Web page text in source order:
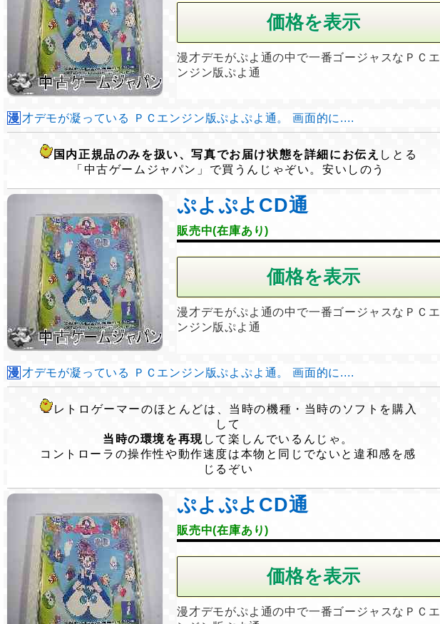
漫才デモがぷよ通の中で一番ゴージャスなＰＣエ
ンジン版ぷよ通
漫才デモが凝っている ＰＣエンジン版ぷよぷよ通。 画面的に....
国内正規品のみを扱い、写真でお届け状態を詳細にお伝え しとる
「中古ゲームジャパン」で買うんじゃぞい。安いしのう
ぷよぷよCD通
販売中(在庫あり)
漫才デモがぷよ通の中で一番ゴージャスなＰＣエ
ンジン版ぷよ通
漫才デモが凝っている ＰＣエンジン版ぷよぷよ通。 画面的に....
レトロゲーマーのほとんどは、当時の機種・当時のソフトを購入
して
当時の環境を再現 して楽しんでいるんじゃ。
コントローラの操作性や動作速度は本物と同じでないと違和感を感
じるぞい
ぷよぷよCD通
販売中(在庫あり)
漫才デモがぷよ通の中で一番ゴージャスなＰＣエ